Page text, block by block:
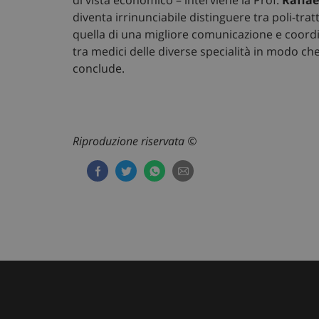
diventa irrinunciabile distinguere tra poli-
quella di una migliore comunicazione e
tra medici delle diverse specialità in modo
conclude.
Riproduzione riservata ©